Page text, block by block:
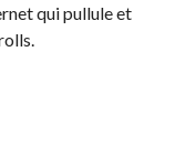
qui pullule et